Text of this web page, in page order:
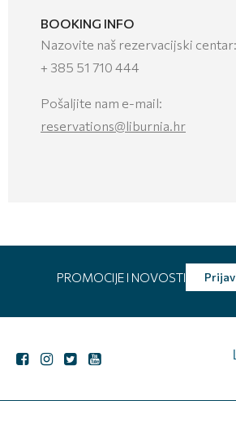
BOOKING INFO
Nazovite naš rezervacijski centar:
+ 385 51 710 444
Pošaljite nam e-mail:
reservations@liburnia.hr
PROMOCIJE I NOVOSTI